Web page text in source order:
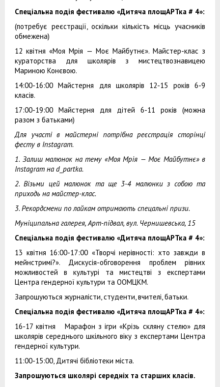
Спеціальна подія фестивалю «Дитяча площАРТка # 4»:
(потребує реєстрації, оскільки кількість місць учасників
обмежена)
12 квітня «Моя Мрія — Моє Майбутнє». Майстер-клас з
кураторства для школярів з мистецтвознавицею
Мариною Конєвою.
14:00-16:00 Майстерня для школярів 12-15 років 6-9
класів.
17:00-19:00 Майстерня для дітей 6-11 років (можна
разом з батьками)
Для участі в майстерні потрібна реєстрація сторінці
фесту в Instagram.
1. Залиш малюнок на тему «Моя Мрія — Моє Майбутнє» в
Instagram на d_partka.
2. Візьми цей малюнок та ще 3-4 малюнки з собою та
приходь на майстер-клас.
3. Рекордсмени по лайкам отримають спецальні призи.
Муніципальна галерея, Арт-підвал, вул. Чернишевська, 15
Спеціальна подія фестивалю «Дитяча площАРТка # 4»:
13 квітня 16:00-17:00 «Творчі нерівності: хто завжди в
мейнстримі?». Дискусія-обговорення проблем рівних
можливостей в культурі та мистецтві з експертами
Центра гендерної культури та ООМЦКМ.
Запрошуються журналісти, студенти, вчителі, батьки.
Спеціальна подія фестивалю «Дитяча площАРТка # 4»:
16-17 квітня Марафон з ігри «Крізь скляну стелю» для
школярів середнього шкільного віку з експертами Центра
гендерної культури.
11:00-15:00, Дитячі бібліотеки міста.
Запрошуються школярі середніх та старших класів.